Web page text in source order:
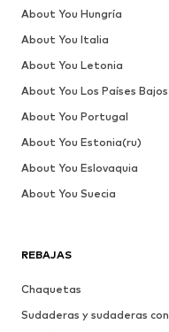
REBAJAS
Chaquetas
Sudaderas y sudaderas con
About You Hungría
About You Italia
About You Letonia
About You Los Países Bajos
About You Portugal
About You Estonia(ru)
About You Eslovaquia
About You Suecia